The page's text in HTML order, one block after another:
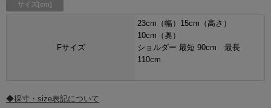
サイズ[cm]
Fサイズ
23cm（幅）15cm（高さ）
10cm（奥）
ショルダー 最短 90cm 最長
110cm
◆採寸・size表記について